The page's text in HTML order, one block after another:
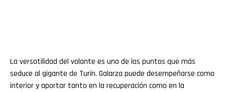
La versatilidad del volante es uno de los puntos que más
seduce al gigante de Turín. Galarza puede desempeñarse como
interior y aportar tanto en la recuperación como en la